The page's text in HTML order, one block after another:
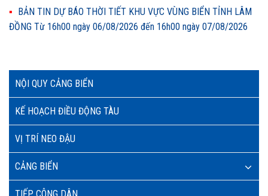
NỘI QUY CẢNG BIỂN
KẾ HOẠCH ĐIỀU ĐỘNG TÀU
VỊ TRÍ NEO ĐẬU
CẢNG BIỂN
BẢN TIN DỰ BÁO THỜI TIẾT KHU VỰC VÙNG BIỂN TỈNH LÂM
ĐỒNG Từ 16h00 ngày 06/08/2026 đến 16h00 ngày 07/08/2026